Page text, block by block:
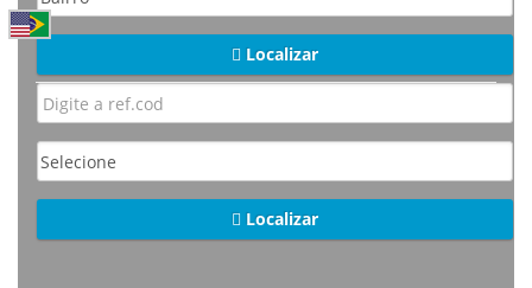
Localizar
Localizar